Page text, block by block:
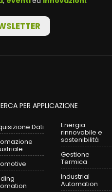
PER APPLICAZIONE
Dati
Energia
rinnovabile e
sostenibilità
Gestione
Termica
Industrial
Automation